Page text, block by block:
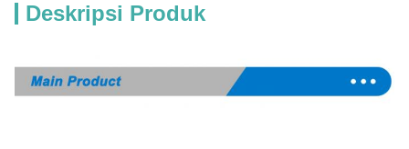
Deskripsi Produk